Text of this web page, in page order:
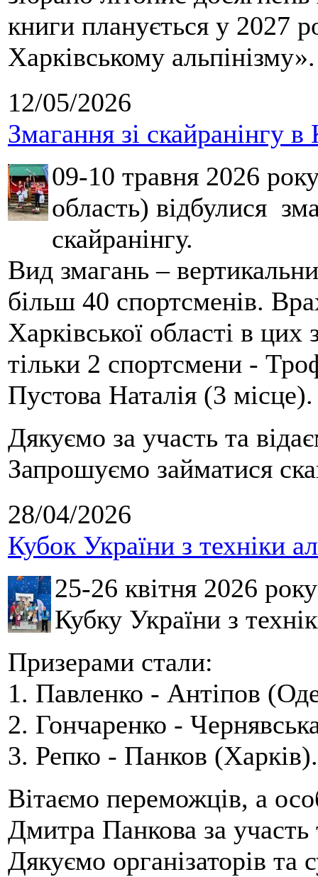
книги планується у 2027
Харківському альпінізму».
12/05/2026
Змагання зі скайранінгу в
09-10 травня 2026
область) відбулися
скайранінгу.
Вид змагань –
більш 40 спортсменів.
Харківської області в
тільки 2 спортсмени -
Пустова Наталія (3 місце).
Дякуємо за участь та
Запрошуємо займатися
28/04/2026
Кубок України з техніки
25-26 квітня 2026
Кубку України з
Призерами стали:
1. Павленко - Антіпов
2. Гончаренко -
3. Репко - Панков (Харків).
Вітаємо переможців, а
Дмитра Панкова за
Дякуємо організаторів та